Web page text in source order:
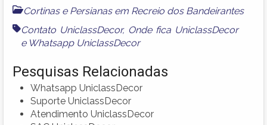
Cortinas e Persianas em Recreio dos Bandeirantes
Contato UniclassDecor, Onde fica UniclassDecor
e Whatsapp UniclassDecor
Pesquisas Relacionadas
Whatsapp UniclassDecor
Suporte UniclassDecor
Atendimento UniclassDecor